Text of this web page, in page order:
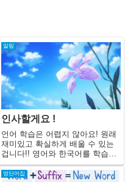
알림
인사할게요 !
언어 학습은 어렵지 않아요! 원래
재미있고 확실하게 배울 수 있는
겁니다!! 영어와 한국어를 학습을
할 수 있는 사이트가 바로 여깁니
다!
영단어집